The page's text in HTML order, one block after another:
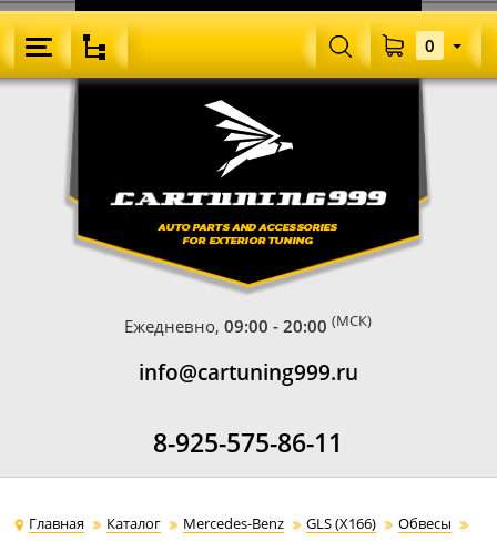
Ежедневно,09:00 - 20:00 (МСК)
info@cartuning999.ru
8-925-575-86-11
0
Главная Каталог Mercedes-Benz GLS (X166)
Обвесы